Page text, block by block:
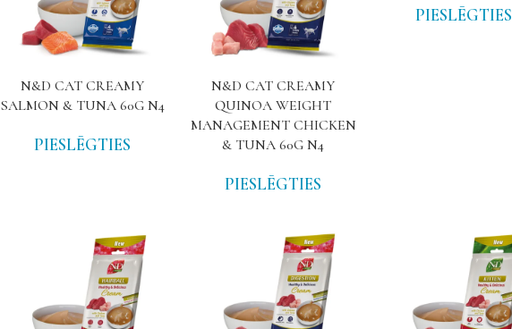
N&D CAT CREAMY
SALMON & TUNA 60G N4
PIESLĒGTIES
N&D CAT CREAMY
QUINOA WEIGHT
MANAGEMENT CHICKEN
& TUNA 60G N4
PIESLĒGTIES
PIESLĒGTIES